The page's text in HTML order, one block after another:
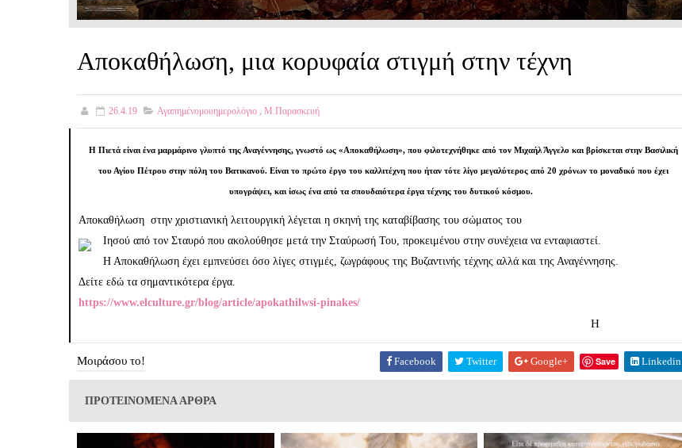
Αποκαθήλωση, μια κορυφαία στιγμή στην τέχνη
26.4.19 Αγαπημένομουημερολόγιο , Μ.Παρασκευή
Η Πιετά είναι ένα μαρμάρινο γλυπτό της Αναγέννησης, γνωστό ως «Αποκαθήλωση», που φιλοτεχνήθηκε από τον Μιχαήλ Άγγελο και βρίσκεται στην Βασιλική
του Αγίου Πέτρου στην πόλη του Βατικανού. Είναι το πρώτο έργο του καλλιτέχνη που ήταν τότε λίγο μεγαλύτερος από 20 χρόνων το μοναδικό που έχει
υπογράψει, και ίσως ένα από τα σπουδαιότερα έργα τέχνης του δυτικού κόσμου.
Αποκαθήλωση στην χριστιανική λειτουργική λέγεται η σκηνή της καταβίβασης του σώματος του
Ιησού από τον Σταυρό που ακολούθησε μετά την Σταύρωσή Του, προκειμένου στην συνέχεια να ενταφιαστεί.
Η Αποκαθήλωση έχει εμπνεύσει όσο λίγες στιγμές, ζωγράφους της Βυζαντινής τέχνης αλλά και της Αναγέννησης.
Δείτε εδώ τα σημαντικότερα έργα.
https://www.elculture.gr/blog/article/apokathilwsi-pinakes/
Η
Μοιράσου το! Facebook Twitter Google+ Save Linkedin
ΠΡΟΤΕΙΝΟΜΕΝΑ ΑΡΘΡΑ